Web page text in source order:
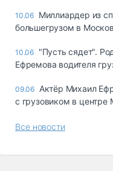
10.06 Миллиардер из
большегрузом в
10.06 "Пусть сядет".
Ефремова водителя
09.06 Актёр Михаил
с грузовиком в центре
Все новости